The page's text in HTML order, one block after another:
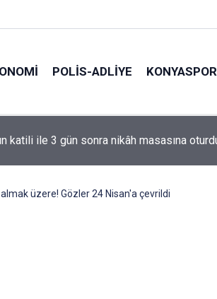
POLİS-ADLİYE KONYASPOR
anlar: Gaz hattı delindi
üzere! Gözler 24 Nisan'a çevrildi